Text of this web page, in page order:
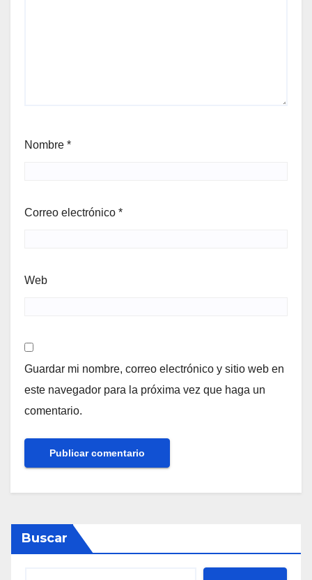
Nombre *
Correo electrónico *
Web
Guardar mi nombre, correo electrónico y sitio web en
este navegador para la próxima vez que haga un
comentario.
Buscar